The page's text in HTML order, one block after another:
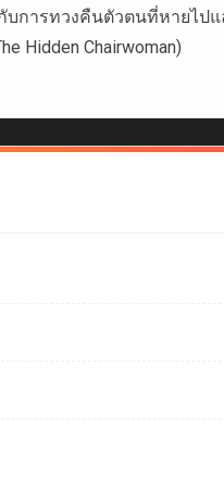
การทวงคืนตัวตนที่หายไปแ
Hidden Chairwoman)